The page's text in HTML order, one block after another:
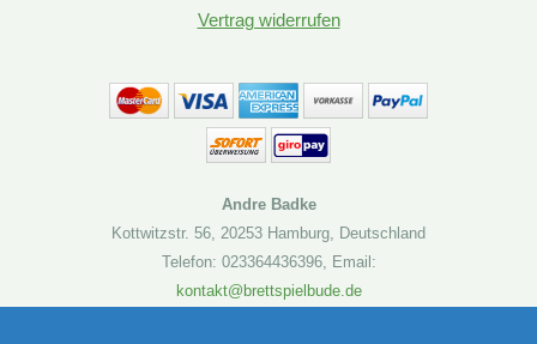
Vertrag widerrufen
Andre Badke
Kottwitzstr. 56 20253 Hamburg Deutschland
Telefon: 023364436396, Email:
kontakt@brettspielbude.de